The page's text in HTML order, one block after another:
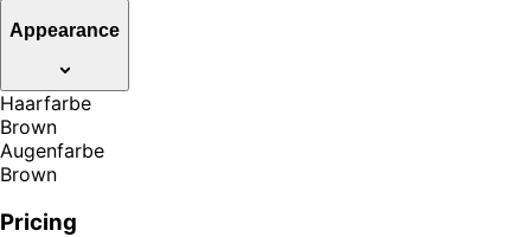
Appearance
Haarfarbe
Brown
Augenfarbe
Brown
Pricing